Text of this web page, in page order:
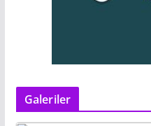
Galeriler